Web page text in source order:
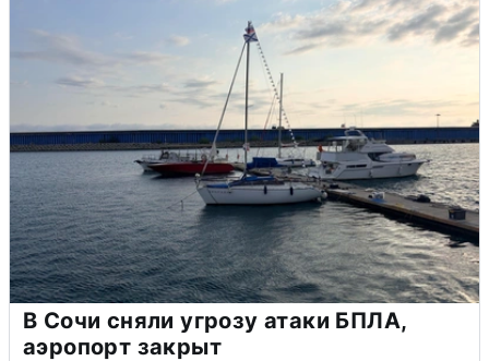
В Сочи сняли угрозу атаки БПЛА,
аэропорт закрыт